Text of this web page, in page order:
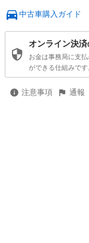
中古車購入ガイド
オンライン決
お金は事務局に支
ができる仕組みです
注意事項 通報